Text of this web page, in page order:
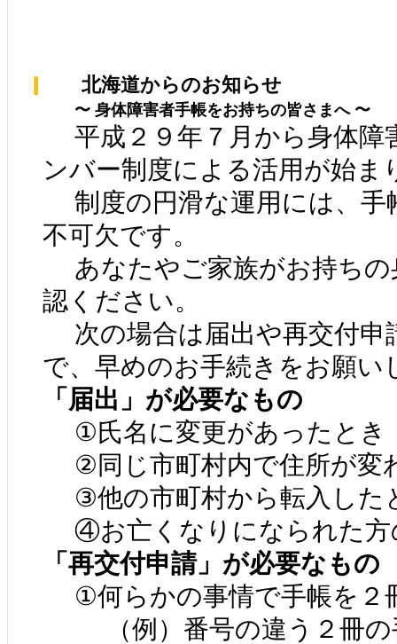
北海道からのお知らせ
〜 身体障害者手帳をお持ちの皆さまへ 〜
平成２９年７月から身体障
ンバー制度による活用が始ま
制度の円滑な運用には、手
不可欠です。
あなたやご家族がお持ちの
認ください。
次の場合は届出や再交付申
で、早めのお手続きをお願い
「届出」が必要なもの
①氏名に変更があったとき
②同じ市町村内で住所が変
③他の市町村から転入した
④お亡くなりになられた方
「再交付申請」が必要なもの
①何らかの事情で手帳を２
（例）番号の違う２冊の